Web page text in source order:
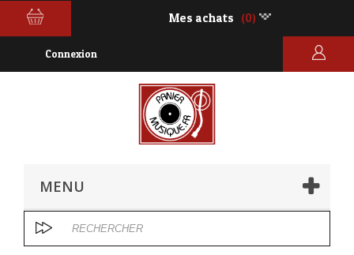
Mes achats (0)
Connexion
MENU